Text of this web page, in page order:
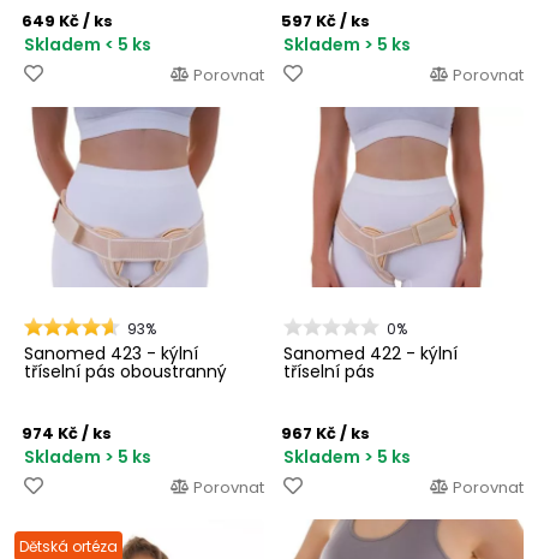
649 Kč/ ks
Skladem < 5 ks
Porovnat
597 Kč/ ks
Skladem > 5 ks
Porovnat
93%
Sanomed 423 - kýlní
tříselní pás oboustranný
974 Kč/ ks
Skladem > 5 ks
Porovnat
0%
Sanomed 422 - kýlní
tříselní pás
967 Kč/ ks
Skladem > 5 ks
Porovnat
Dětská ortéza